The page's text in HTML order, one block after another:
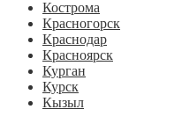
Кострома
Красногорск
Краснодар
Красноярск
Курган
Курск
Кызыл